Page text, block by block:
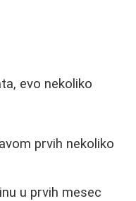
evo nekoliko
prvih nekoliko
u prvih mesec